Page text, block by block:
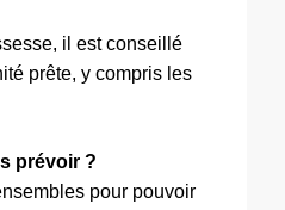
il est conseillé
prête, y compris les
prévoir ?
pour pouvoir